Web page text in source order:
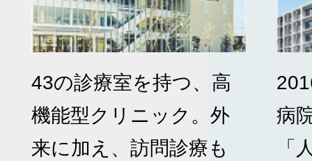
43の診療室を持つ、高
機能型クリニック。外
来に加え、訪問診療も
病
「